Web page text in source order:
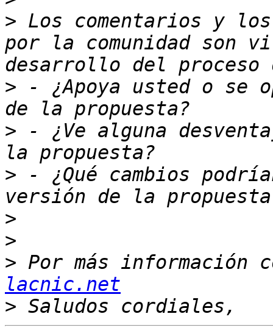
> Los comentarios y
por la comunidad son
> - ¿Apoya usted o se
> - ¿Ve alguna
> - ¿Qué cambios
>
>
> Por más información
lacnic.net
>